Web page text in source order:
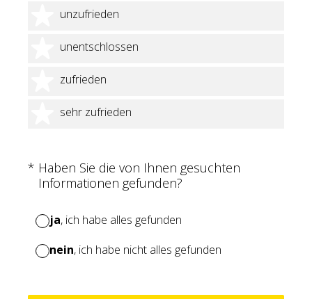
unzufrieden
2 Sterne
unentschlossen
3 Sterne
zufrieden
4 Sterne
sehr zufrieden
5 Sterne
* Haben Sie die von Ihnen gesuchten
Informationen gefunden?
(Erforderlich.)
ja, ich habe alles gefunden
nein, ich habe nicht alles gefunden